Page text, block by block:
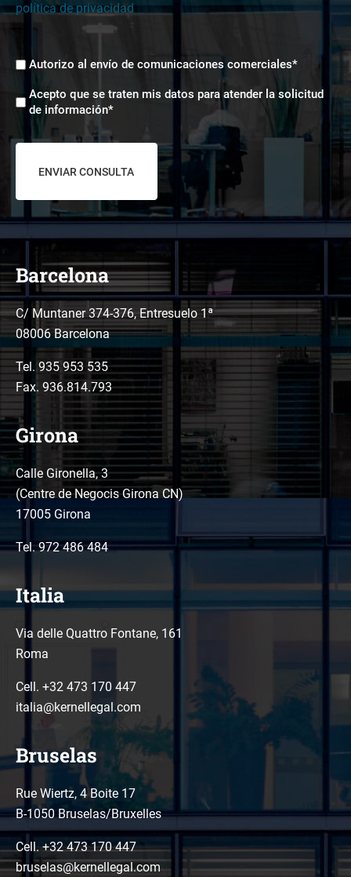
política de privacidad
Envíos
Autorizo al envío de comunicaciones comerciales*
Aceptación
tratamiento
datos
Acepto que se traten mis datos para atender la solicitud
de información*
Barcelona
C/ Muntaner 374-376, Entresuelo 1ª
08006 Barcelona
Tel. 935 953 535
Fax. 936.814.793
Girona
Calle Gironella, 3
(Centre de Negocis Girona CN)
17005 Girona
Tel.972 486 484
Italia
Via delle Quattro Fontane, 161
Roma
Cell. +32 473 170 447
italia@kernellegal.com
Bruselas
Rue Wiertz, 4 Boite 17
B-1050 Bruselas/Bruxelles
Cell. +32 473 170 447
bruselas@kernellegal.com